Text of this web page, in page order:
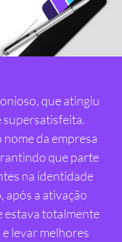
que atingiu
supersatisfeita.
da empresa
que parte
na identidade
após a ativação
estava totalmente
levar melhores